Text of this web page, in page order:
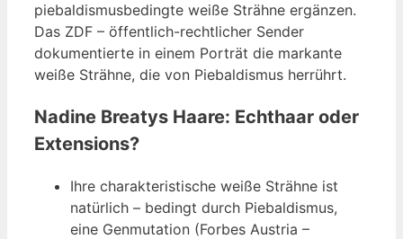
piebaldismusbedingte weiße Strähne ergänzen.
Das ZDF – öffentlich-rechtlicher Sender
dokumentierte in einem Porträt die markante
weiße Strähne, die von Piebaldismus herrührt.
Nadine Breatys Haare: Echthaar oder
Extensions?
Ihre charakteristische weiße Strähne ist
natürlich – bedingt durch Piebaldismus,
eine Genmutation (Forbes Austria –